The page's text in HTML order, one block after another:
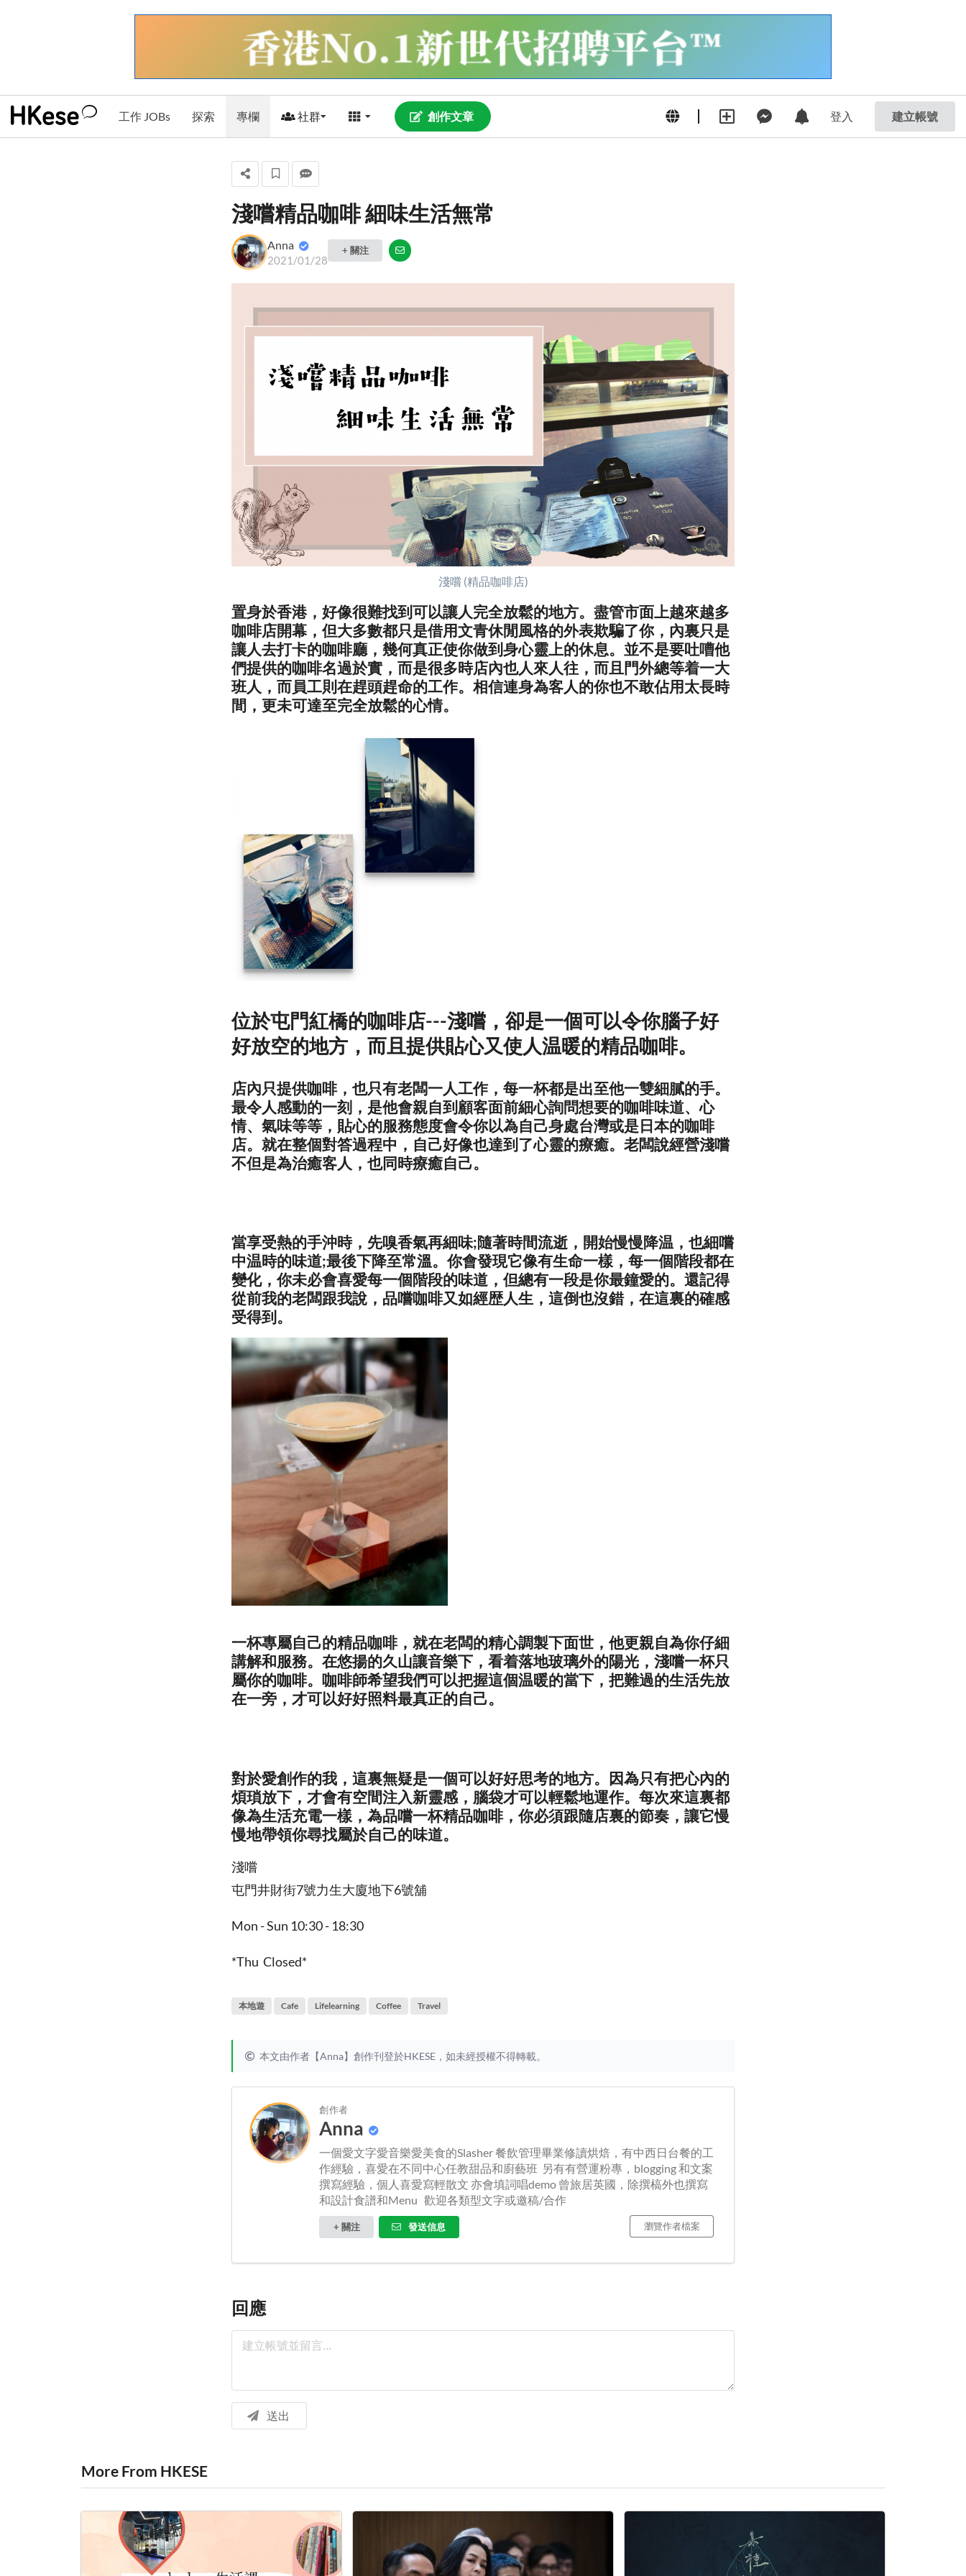
工作 JOBs 探索 專欄 社群 創作文章 登入 建立帳號
淺嚐精品咖啡 細味生活無常
Anna
2021/01/28
+ 關注
淺嚐 (精品咖啡店)
置身於香港，好像很難找到可以讓人完全放鬆的地方。盡管市面上越來越多
咖啡店開幕，但大多數都只是借用文青休閒風格的外表欺騙了你，內裏只是
讓人去打卡的咖啡廳，幾何真正使你做到身心靈上的休息。並不是要吐嘈他
們提供的咖啡名過於實，而是很多時店內也人來人往，而且門外總等着一大
班人，而員工則在趕頭趕命的工作。相信連身為客人的你也不敢佔用太長時
間，更未可達至完全放鬆的心情。
位於屯門紅橋的咖啡店---淺嚐，卻是一個可以令你腦子好
好放空的地方，而且提供貼心又使人温暖的精品咖啡。
店內只提供咖啡，也只有老闆一人工作，每一杯都是出至他一雙細膩的手。
最令人感動的一刻，是他會親自到顧客面前細心詢問想要的咖啡味道、心
情、氣味等等，貼心的服務態度會令你以為自己身處台灣或是日本的咖啡
店。就在整個對答過程中，自己好像也達到了心靈的療癒。老闆說經營淺嚐
不但是為治癒客人，也同時療癒自己。
當享受熱的手沖時，先嗅香氣再細味;隨著時間流逝，開始慢慢降温，也細嚐
中温時的味道;最後下降至常溫。你會發現它像有生命一樣，每一個階段都在
變化，你未必會喜愛每一個階段的味道，但總有一段是你最鐘愛的。還記得
從前我的老闆跟我說，品嚐咖啡又如經歴人生，這倒也沒錯，在這裏的確感
受得到。
一杯專屬自己的精品咖啡，就在老闆的精心調製下面世，他更親自為你仔細
講解和服務。在悠揚的久山讓音樂下，看着落地玻璃外的陽光，淺嚐一杯只
屬你的咖啡。咖啡師希望我們可以把握這個温暖的當下，把難過的生活先放
在一旁，才可以好好照料最真正的自己。
對於愛創作的我，這裏無疑是一個可以好好思考的地方。因為只有把心內的
煩瑣放下，才會有空間注入新靈感，腦袋才可以輕鬆地運作。每次來這裏都
像為生活充電一樣，為品嚐一杯精品咖啡，你必須跟隨店裏的節奏，讓它慢
慢地帶領你尋找屬於自己的味道。
淺嚐
屯門井財街7號力生大廈地下6號舖
Mon - Sun 10:30 - 18:30
*Thu Closed*
本地遊 Cafe Lifelearning Coffee Travel
本文由作者【Anna】創作刊登於HKESE，如未經授權不得轉載。
創作者
Anna
一個愛文字愛音樂愛美食的Slasher 餐飲管理畢業修讀烘焙，有中西日台餐的工
作經驗，喜愛在不同中心任教甜品和廚藝班 另有有營運粉專，blogging 和文案
撰寫經驗，個人喜愛寫輕散文 亦會填詞唱demo 曾旅居英國，除撰槁外也撰寫
和設計食譜和Menu 歡迎各類型文字或邀稿/合作
+ 關注 發送信息 瀏覽作者檔案
回應
送出
More From HKESE